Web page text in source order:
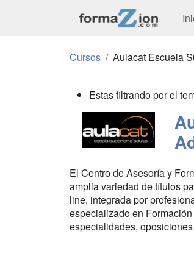
Cursos Aulacat Escuela
Estas filtrando por el
El Centro de Asesoría y
amplia variedad de títulos
line, integrada por
especializado en
especialidades,